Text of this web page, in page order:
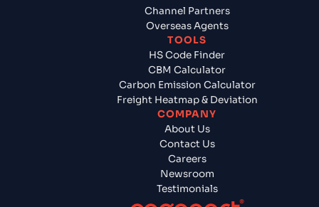
Channel Partners
Overseas Agents
TOOLS
HS Code Finder
CBM Calculator
Carbon Emission Calculator
Freight Heatmap & Deviation
COMPANY
About Us
Contact Us
Careers
Newsroom
Testimonials